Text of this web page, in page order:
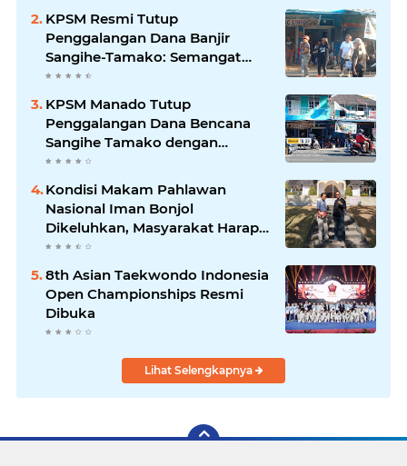
KPSM Resmi Tutup
Penggalangan Dana Banjir
Sangihe-Tamako: Semangat
Kebersamaan & Solidaritas
Tetap Terjaga
KPSM Manado Tutup
Penggalangan Dana Bencana
Sangihe Tamako dengan
Semangat Tinggi, Dihadiri
Banyak Seniman Ibu Kota
Kondisi Makam Pahlawan
Nasional Iman Bonjol
Dikeluhkan, Masyarakat Harap
Pemerintah Segera Lakukan
Pembenahan
8th Asian Taekwondo Indonesia
Open Championships Resmi
Dibuka
Lihat Selengkapnya